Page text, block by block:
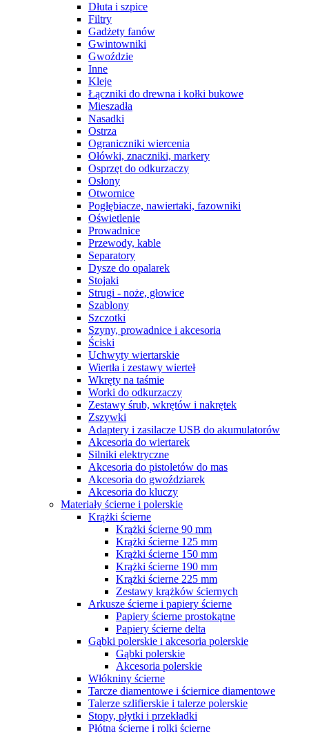
Dłuta i szpice
Filtry
Gadżety fanów
Gwintowniki
Gwoździe
Inne
Kleje
Łączniki do drewna i kołki bukowe
Mieszadła
Nasadki
Ostrza
Ograniczniki wiercenia
Ołówki, znaczniki, markery
Osprzęt do odkurzaczy
Osłony
Otwornice
Pogłębiacze, nawiertaki, fazowniki
Oświetlenie
Prowadnice
Przewody, kable
Separatory
Dysze do opalarek
Stojaki
Strugi - noże, głowice
Szablony
Szczotki
Szyny, prowadnice i akcesoria
Ściski
Uchwyty wiertarskie
Wiertła i zestawy wierteł
Wkręty na taśmie
Worki do odkurzaczy
Zestawy śrub, wkrętów i nakrętek
Zszywki
Adaptery i zasilacze USB do akumulatorów
Akcesoria do wiertarek
Silniki elektryczne
Akcesoria do pistoletów do mas
Akcesoria do gwoździarek
Akcesoria do kluczy
Materiały ścierne i polerskie
Krążki ścierne
Krążki ścierne 90 mm
Krążki ścierne 125 mm
Krążki ścierne 150 mm
Krążki ścierne 190 mm
Krążki ścierne 225 mm
Zestawy krążków ściernych
Arkusze ścierne i papiery ścierne
Papiery ścierne prostokątne
Papiery ścierne delta
Gąbki polerskie i akcesoria polerskie
Gąbki polerskie
Akcesoria polerskie
Włókniny ścierne
Tarcze diamentowe i ściernice diamentowe
Talerze szlifierskie i talerze polerskie
Stopy, płytki i przekładki
Płótna ścierne i rolki ścierne